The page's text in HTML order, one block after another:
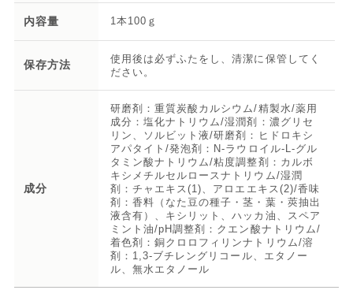
内容量 1本100ｇ
保存方法
使用後は必ずふたをし、清潔に保管してく
ださい。
成分
研磨剤：重質炭酸カルシウム/精製水/薬用
成分：塩化ナトリウム/湿潤剤：濃グリセ
リン、ソルビット液/研磨剤：ヒドロキシ
アパタイト/発泡剤：N-ラウロイル-L-グル
タミン酸ナトリウム/粘度調整剤：カルボ
キシメチルセルロースナトリウム/湿潤
剤：チャエキス(1)、アロエエキス(2)/香味
剤：香料（なた豆の種子・茎・葉・莢抽出
液含有）、キシリット、ハッカ油、スペア
ミント油/pH調整剤：クエン酸ナトリウム/
着色剤：銅クロロフィリンナトリウム/溶
剤：1,3-ブチレングリコール、エタノー
ル、無水エタノール